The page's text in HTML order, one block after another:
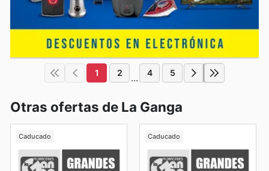
1 2 ... 4 5
Otras ofertas de La Ganga
Caducado Caducado